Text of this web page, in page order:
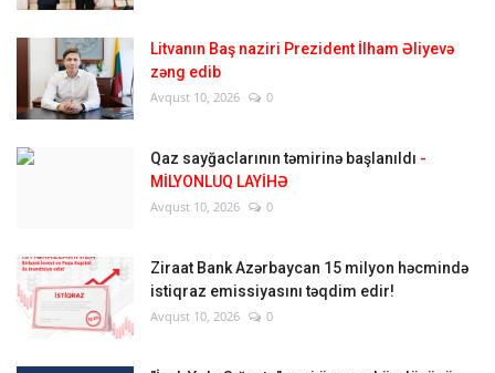
Litvanın Baş naziri Prezident İlham Əliyevə
zəng edib
Avqust 10, 2026 0
Qaz sayğaclarının təmirinə başlanıldı -
MİLYONLUQ LAYİHƏ
Avqust 10, 2026 0
Ziraat Bank Azərbaycan 15 milyon həcmində
istiqraz emissiyasını təqdim edir!
Avqust 10, 2026 0